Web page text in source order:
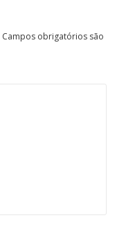
Campos obrigatórios são